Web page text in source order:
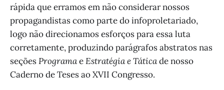
rápida que erramos em não considerar nossos
propagandistas como parte do infoproletariado,
logo não direcionamos esforços para essa luta
corretamente, produzindo parágrafos abstratos nas
seçõesProgramaeEstratégia e Táticade nosso
Caderno de Teses ao XVII Congresso.